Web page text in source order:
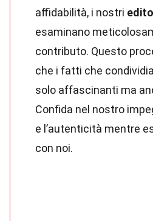
affidabilità, i nostri
esaminano
contributo. Questo
che i fatti che
solo affascinanti ma
Confida nel nostro
e l’autenticità mentre
con noi.